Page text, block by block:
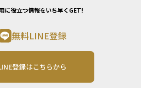
に役立つ情報をいち早くGET!
無料LINE登録
登録はこちらから